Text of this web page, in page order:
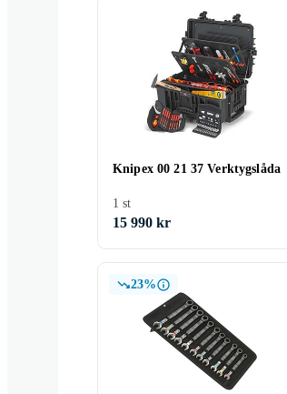
Knipex 00 21 37 Verktygslåda
1 st
15 990 kr
23%